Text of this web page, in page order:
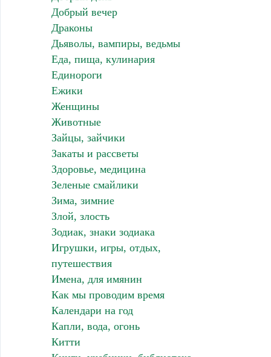
Добрый вечер
Драконы
Дьяволы, вампиры, ведьмы
Еда, пища, кулинария
Единороги
Ежики
Женщины
Животные
Зайцы, зайчики
Закаты и рассветы
Здоровье, медицина
Зеленые смайлики
Зима, зимние
Злой, злость
Зодиак, знаки зодиака
Игрушки, игры, отдых,
путешествия
Имена, для имянин
Как мы проводим время
Календари на год
Капли, вода, огонь
Китти